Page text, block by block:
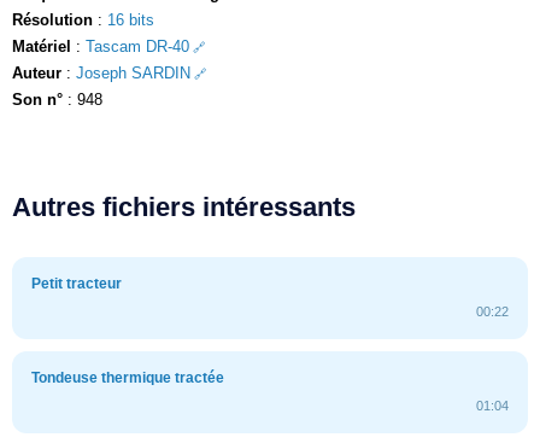
Résolution : 16 bits
Matériel : Tascam DR-40
Auteur : Joseph SARDIN
Son n° : 948
Autres fichiers intéressants
Petit tracteur
00:22
Tondeuse thermique tractée
01:04